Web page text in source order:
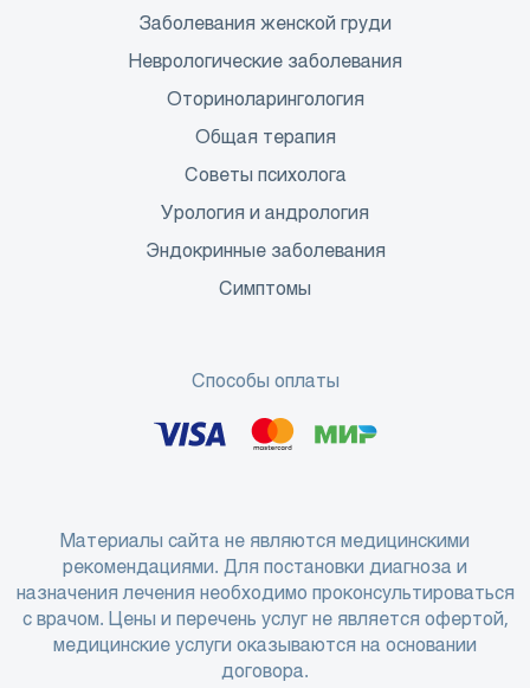
Заболевания женской груди
Неврологические заболевания
Оториноларингология
Общая терапия
Советы психолога
Урология и андрология
Эндокринные заболевания
Симптомы
Способы оплаты
Материалы сайта не являются медицинскими
рекомендациями. Для постановки диагноза и
назначения лечения необходимо проконсультироваться
с врачом. Цены и перечень услуг не является офертой,
медицинские услуги оказываются на основании
договора.